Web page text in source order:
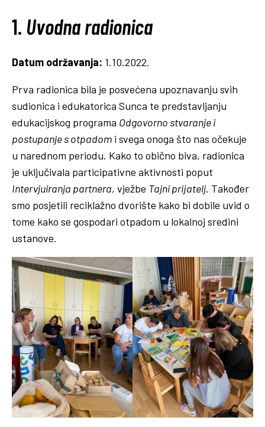
1. Uvodna radionica
Datum održavanja: 1.10.2022.
Prva radionica bila je posvećena upoznavanju svih
sudionica i edukatorica Sunca te predstavljanju
edukacijskog programa Odgovorno stvaranje i
postupanje s otpadom i svega onoga što nas očekuje
u narednom periodu. Kako to obično biva, radionica
je uključivala participativne aktivnosti poput
Intervjuiranja partnera, vježbe Tajni prijatelj. Također
smo posjetili reciklažno dvorište kako bi dobile uvid o
tome kako se gospodari otpadom u lokalnoj sredini
ustanove.